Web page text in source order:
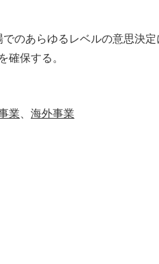
でのあらゆるレベルの意思決
確保する。
業 海外事業